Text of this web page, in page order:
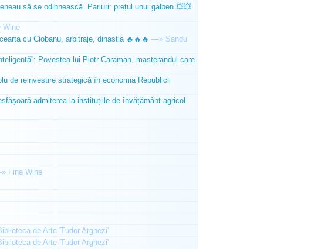
să se odihnească. Pariuri: prețul unui galben 💥💥
Wine
cu Ciobanu, arbitraje, dinastia 🔥🔥🔥 —» Sandu
Povestea lui Piotr Caraman, masterandul care
de reinvestire strategică în economia Republicii
admiterea la instituțiile de învățământ agricol
Fine Wine
de Arte 'Tudor Arghezi'
de Arte 'Tudor Arghezi'